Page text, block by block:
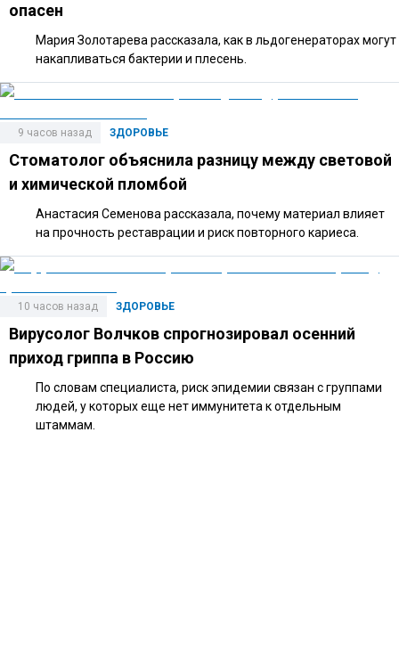
опасен
Мария Золотарева рассказала, как в льдогенераторах могут
накапливаться бактерии и плесень.
ЗДОРОВЬЕ
9 часов назад
Стоматолог объяснила разницу между световой
и химической пломбой
Анастасия Семенова рассказала, почему материал влияет
на прочность реставрации и риск повторного кариеса.
ЗДОРОВЬЕ
10 часов назад
Вирусолог Волчков спрогнозировал осенний
приход гриппа в Россию
По словам специалиста, риск эпидемии связан с группами
людей, у которых еще нет иммунитета к отдельным
штаммам.